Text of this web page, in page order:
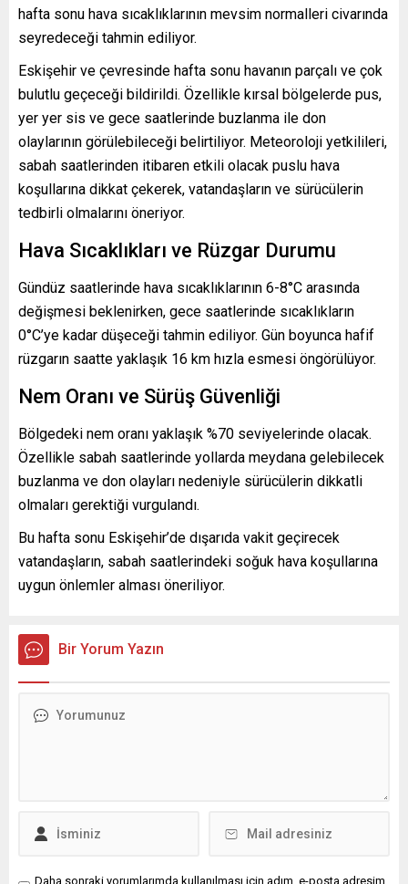
hafta sonu hava sıcaklıklarının mevsim normalleri civarında
seyredeceği tahmin ediliyor.
Eskişehir ve çevresinde hafta sonu havanın parçalı ve çok
bulutlu geçeceği bildirildi. Özellikle kırsal bölgelerde pus,
yer yer sis ve gece saatlerinde buzlanma ile don
olaylarının görülebileceği belirtiliyor. Meteoroloji yetkilileri,
sabah saatlerinden itibaren etkili olacak puslu hava
koşullarına dikkat çekerek, vatandaşların ve sürücülerin
tedbirli olmalarını öneriyor.
Hava Sıcaklıkları ve Rüzgar Durumu
Gündüz saatlerinde hava sıcaklıklarının 6-8°C arasında
değişmesi beklenirken, gece saatlerinde sıcaklıkların
0°C’ye kadar düşeceği tahmin ediliyor. Gün boyunca hafif
rüzgarın saatte yaklaşık 16 km hızla esmesi öngörülüyor.
Nem Oranı ve Sürüş Güvenliği
Bölgedeki nem oranı yaklaşık %70 seviyelerinde olacak.
Özellikle sabah saatlerinde yollarda meydana gelebilecek
buzlanma ve don olayları nedeniyle sürücülerin dikkatli
olmaları gerektiği vurgulandı.
Bu hafta sonu Eskişehir’de dışarıda vakit geçirecek
vatandaşların, sabah saatlerindeki soğuk hava koşullarına
uygun önlemler alması öneriliyor.
Bir Yorum Yazın
Daha sonraki yorumlarımda kullanılması için adım, e-posta adresim